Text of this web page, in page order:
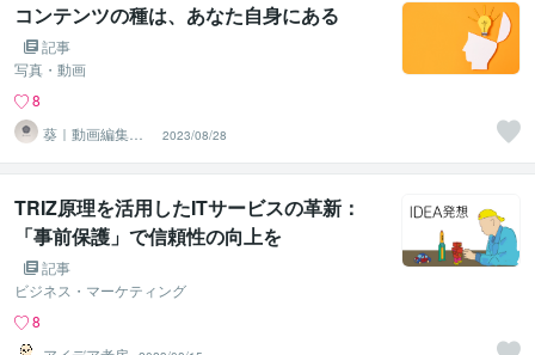
コンテンツの種は、あなた自身にある
記事
写真・動画
8
葵｜動画編集フ
リーランス
2023/08/28
TRIZ原理を活用したITサービスの革新：
「事前保護」で信頼性の向上を
記事
ビジネス・マーケティング
8